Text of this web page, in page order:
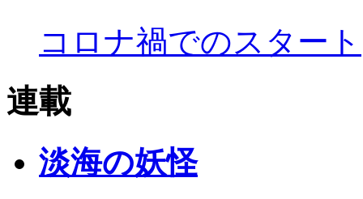
コロナ禍でのスタート
連載
淡海の妖怪